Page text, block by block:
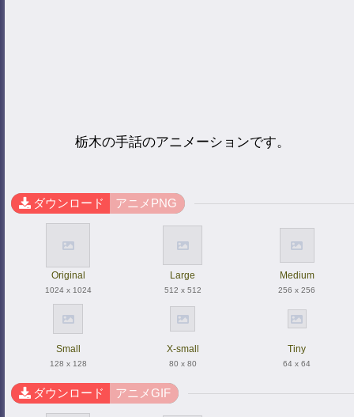
栃木の手話のアニメーションです。
ダウンロード アニメPNG
Original
1024 x 1024
Large
512 x 512
Medium
256 x 256
Small
128 x 128
X-small
80 x 80
Tiny
64 x 64
ダウンロード アニメGIF